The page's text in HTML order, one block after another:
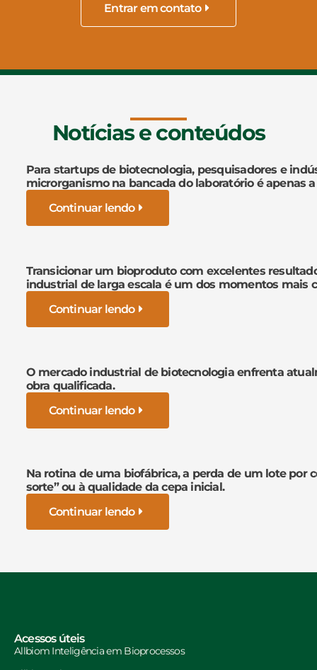
Entrar em contato
Notícias e conteúdos
Para startups de biotecnologia, pesquisadores e
microrganismo na bancada do laboratório é apenas
Continuar lendo
Transicionar um bioproduto com excelentes
industrial de larga escala é um dos momentos mais
Continuar lendo
O mercado industrial de biotecnologia enfrenta
obra qualificada.
Continuar lendo
Na rotina de uma biofábrica, a perda de um lote por
sorte” ou à qualidade da cepa inicial.
Continuar lendo
Acessos úteis
Allbiom Inteligência em Bioprocessos